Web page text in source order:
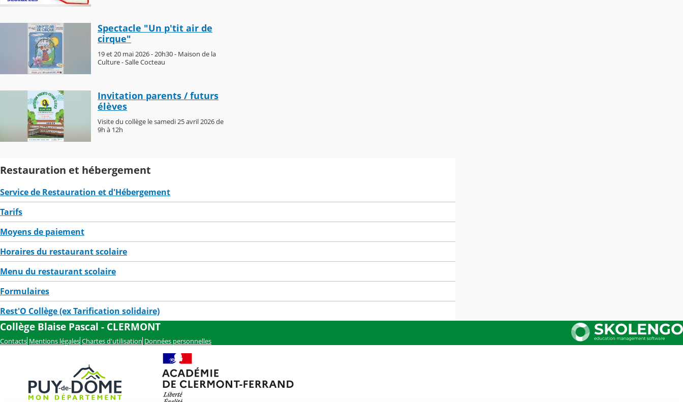
Spectacle "Un p'tit air de
cirque"
19 et 20 mai 2026 - 20h30 - Maison de la
Culture - Salle Cocteau
Invitation parents / futurs
élèves
Visite du collège le samedi 25 avril 2026 de
9h à 12h
Restauration et hébergement
Service de Restauration et d'Hébergement
Tarifs
Moyens de paiement
Horaires du restaurant scolaire
Menu du restaurant scolaire
Formulaires
Rest'O Collège (ex Tarification solidaire)
Collège Blaise Pascal - CLERMONT
Contacts Mentions légales Chartes d'utilisation Données personnelles